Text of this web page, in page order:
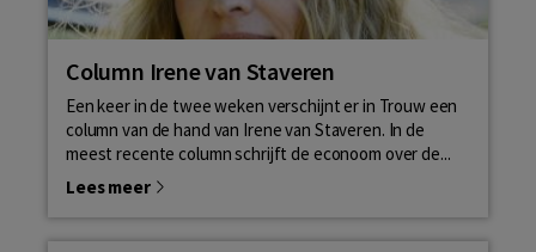
Column Irene van Staveren
Een keer in de twee weken verschijnt er in Trouw een
column van de hand van Irene van Staveren. In de
meest recente column schrijft de econoom over de...
Lees meer